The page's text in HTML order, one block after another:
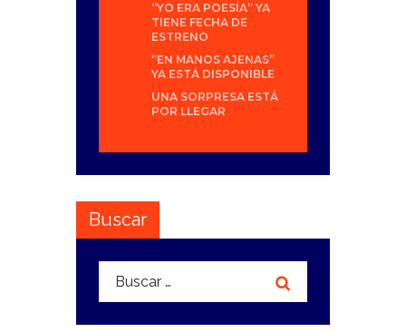
“YO ERA POESÍA” YA
TIENE FECHA DE
ESTRENO
“EN MANOS AJENAS”
YA ESTÁ DISPONIBLE
UNA SORPRESA ESTÁ
POR LLEGAR
Buscar
Buscar: